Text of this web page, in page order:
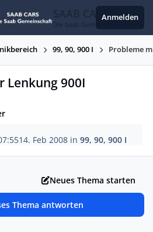
SAAB CARS
Die Saab Gemeinschaft
Anmelden
99, 90, 900 I Probleme
Lenkung 900I
14. Feb 2008 in99, 90, 900 I
Neues Thema starten
Thema antworten